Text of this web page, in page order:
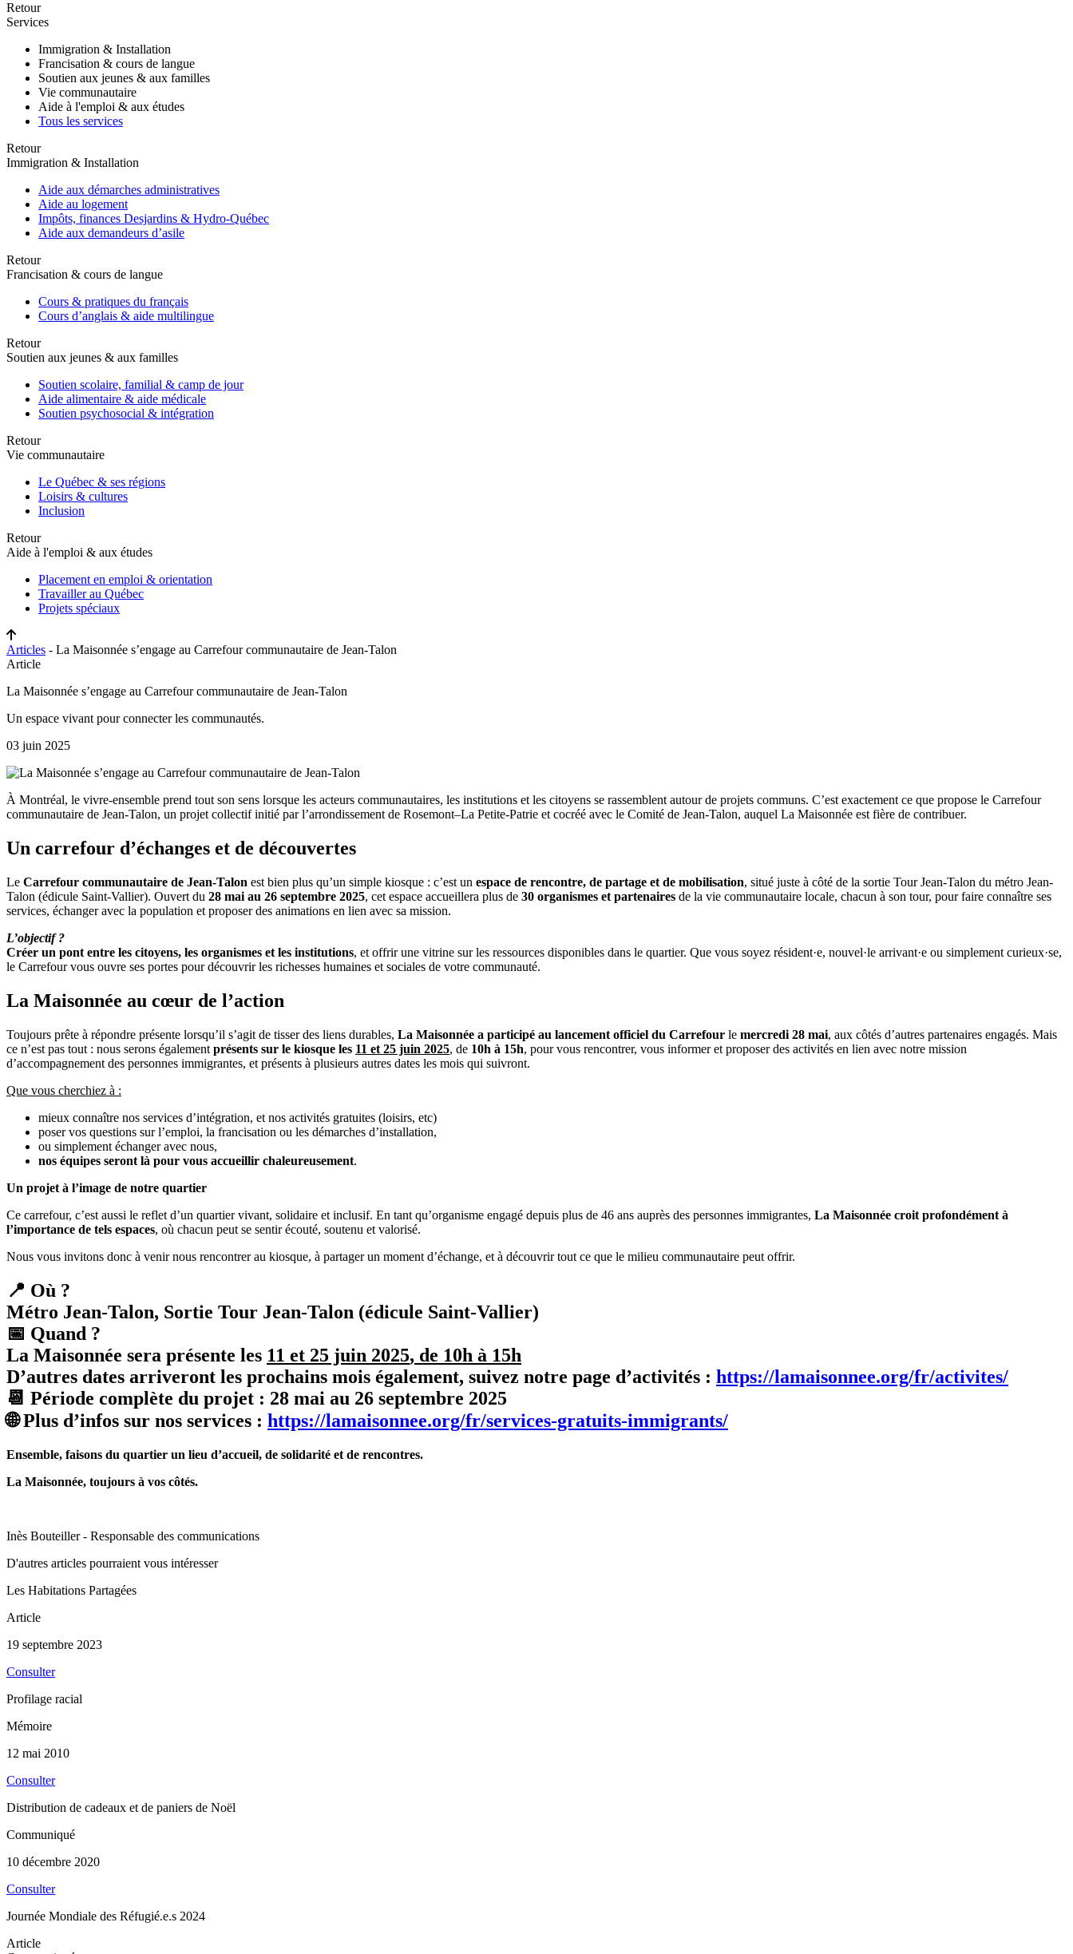
Retour
Services
Immigration & Installation
Francisation & cours de langue
Soutien aux jeunes & aux familles
Vie communautaire
Aide à l'emploi & aux études
Tous les services
Retour
Immigration & Installation
Aide aux démarches administratives
Aide au logement
Impôts, finances Desjardins & Hydro-Québec
Aide aux demandeurs d’asile
Retour
Francisation & cours de langue
Cours & pratiques du français
Cours d’anglais & aide multilingue
Retour
Soutien aux jeunes & aux familles
Soutien scolaire, familial & camp de jour
Aide alimentaire & aide médicale
Soutien psychosocial & intégration
Retour
Vie communautaire
Le Québec & ses régions
Loisirs & cultures
Inclusion
Retour
Aide à l'emploi & aux études
Placement en emploi & orientation
Travailler au Québec
Projets spéciaux
Articles - La Maisonnée s’engage au Carrefour communautaire de Jean-Talon
Article
La Maisonnée s’engage au Carrefour communautaire de Jean-Talon
Un espace vivant pour connecter les communautés.
03 juin 2025
À Montréal, le vivre-ensemble prend tout son sens lorsque les acteurs communautaires, les institutions et les citoyens se rassemblent autour de projets communs. C’est exactement ce que propose le Carrefour
communautaire de Jean-Talon, un projet collectif initié par l’arrondissement de Rosemont–La Petite-Patrie et cocréé avec le Comité de Jean-Talon, auquel La Maisonnée est fière de contribuer.
Un carrefour d’échanges et de découvertes
Le Carrefour communautaire de Jean-Talon est bien plus qu’un simple kiosque : c’est un espace de rencontre, de partage et de mobilisation, situé juste à côté de la sortie Tour Jean-Talon du métro Jean-
Talon (édicule Saint-Vallier). Ouvert du 28 mai au 26 septembre 2025, cet espace accueillera plus de 30 organismes et partenaires de la vie communautaire locale, chacun à son tour, pour faire connaître ses
services, échanger avec la population et proposer des animations en lien avec sa mission.
L’objectif ?
Créer un pont entre les citoyens, les organismes et les institutions, et offrir une vitrine sur les ressources disponibles dans le quartier. Que vous soyez résident·e, nouvel·le arrivant·e ou simplement curieux·se,
le Carrefour vous ouvre ses portes pour découvrir les richesses humaines et sociales de votre communauté.
La Maisonnée au cœur de l’action
Toujours prête à répondre présente lorsqu’il s’agit de tisser des liens durables, La Maisonnée a participé au lancement officiel du Carrefour le mercredi 28 mai, aux côtés d’autres partenaires engagés. Mais
ce n’est pas tout : nous serons également présents sur le kiosque les 11 et 25 juin 2025, de 10h à 15h, pour vous rencontrer, vous informer et proposer des activités en lien avec notre mission
d’accompagnement des personnes immigrantes, et présents à plusieurs autres dates les mois qui suivront.
Que vous cherchiez à :
mieux connaître nos services d’intégration, et nos activités gratuites (loisirs, etc)
poser vos questions sur l’emploi, la francisation ou les démarches d’installation,
ou simplement échanger avec nous,
nos équipes seront là pour vous accueillir chaleureusement.
Un projet à l’image de notre quartier
Ce carrefour, c’est aussi le reflet d’un quartier vivant, solidaire et inclusif. En tant qu’organisme engagé depuis plus de 46 ans auprès des personnes immigrantes, La Maisonnée croit profondément à
l’importance de tels espaces, où chacun peut se sentir écouté, soutenu et valorisé.
Nous vous invitons donc à venir nous rencontrer au kiosque, à partager un moment d’échange, et à découvrir tout ce que le milieu communautaire peut offrir.
📍 Où ?
Métro Jean-Talon, Sortie Tour Jean-Talon (édicule Saint-Vallier)
📅 Quand ?
La Maisonnée sera présente les 11 et 25 juin 2025, de 10h à 15h
D’autres dates arriveront les prochains mois également, suivez notre page d’activités : https://lamaisonnee.org/fr/activites/
📆 Période complète du projet : 28 mai au 26 septembre 2025
🌐Plus d’infos sur nos services : https://lamaisonnee.org/fr/services-gratuits-immigrants/
Ensemble, faisons du quartier un lieu d’accueil, de solidarité et de rencontres.
La Maisonnée, toujours à vos côtés.
Inès Bouteiller - Responsable des communications
D'autres articles pourraient vous intéresser
Les Habitations Partagées
Article
19 septembre 2023
Consulter
Profilage racial
Mémoire
12 mai 2010
Consulter
Distribution de cadeaux et de paniers de Noël
Communiqué
10 décembre 2020
Consulter
Journée Mondiale des Réfugié.e.s 2024
Article